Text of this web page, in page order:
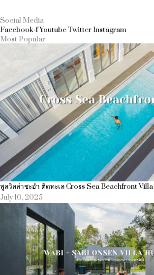
Social Media
Facebook-fYoutubeTwitter Instagram
Most Popular
พูลวิลล่าชะอำ ติดทะเล Cross Sea Beachfront Villa
July 10, 2025